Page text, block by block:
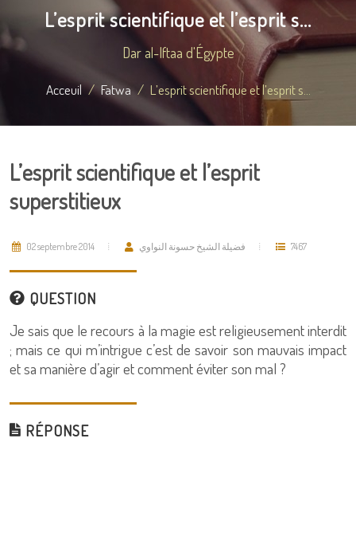
L’esprit scientifique et l’esprit s...
Dar al-Iftaa d'Égypte
Acceuil Fatwa L’esprit scientifique et l’esprit s...
L’esprit scientifique et l’esprit
superstitieux
02 septembre 2014 فضيلة الشيخ حسونة النواوي 7467
QUESTION
Je sais que le recours à la magie est religieusement interdit
; mais ce qui m’intrigue c’est de savoir son mauvais impact
et sa manière d’agir et comment éviter son mal ?
RÉPONSE